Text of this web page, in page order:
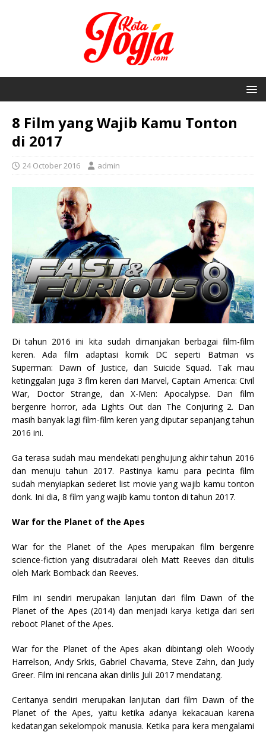
8 Film yang Wajib Kamu Tonton
di 2017
24 October 2016 admin
Di tahun 2016 ini kita sudah dimanjakan berbagai film-film
keren. Ada film adaptasi komik DC seperti Batman vs
Superman: Dawn of Justice, dan Suicide Squad. Tak mau
ketinggalan juga 3 flm keren dari Marvel, Captain America: Civil
War, Doctor Strange, dan X-Men: Apocalypse. Dan film
bergenre horror, ada Lights Out dan The Conjuring 2. Dan
masih banyak lagi film-film keren yang diputar sepanjang tahun
2016 ini.
Ga terasa sudah mau mendekati penghujung akhir tahun 2016
dan menuju tahun 2017. Pastinya kamu para pecinta film
sudah menyiapkan sederet list movie yang wajib kamu tonton
donk. Ini dia, 8 film yang wajib kamu tonton di tahun 2017.
War for the Planet of the Apes
War for the Planet of the Apes merupakan film bergenre
science-fiction yang disutradarai oleh Matt Reeves dan ditulis
oleh Mark Bomback dan Reeves.
Film ini sendiri merupakan lanjutan dari film Dawn of the
Planet of the Apes (2014) dan menjadi karya ketiga dari seri
reboot Planet of the Apes.
War for the Planet of the Apes akan dibintangi oleh Woody
Harrelson, Andy Srkis, Gabriel Chavarria, Steve Zahn, dan Judy
Greer. Film ini rencana akan dirilis Juli 2017 mendatang.
Ceritanya sendiri merupakan lanjutan dari film Dawn of the
Planet of the Apes, yaitu ketika adanya kekacauan karena
kedatangan sekelompok manusia. Ketika para kera mengalami